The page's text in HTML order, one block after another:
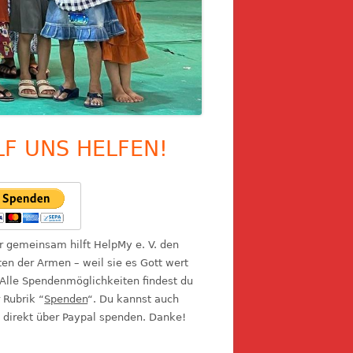
UNS HELFEN!
gemeinsam hilft HelpMy e. V. den
der Armen – weil sie es Gott wert
Spendenmöglichkeiten findest du
“Spenden“. Du kannst auch
direkt über Paypal spenden. Danke!